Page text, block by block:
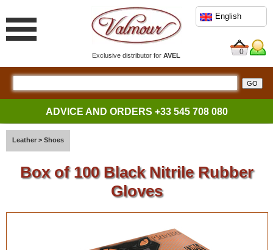
Exclusive distributor forAVEL
English
0
ADVICE AND ORDERS +33 545 708 080
Leather > Shoes
Box of 100 Black Nitrile Rubber
Gloves